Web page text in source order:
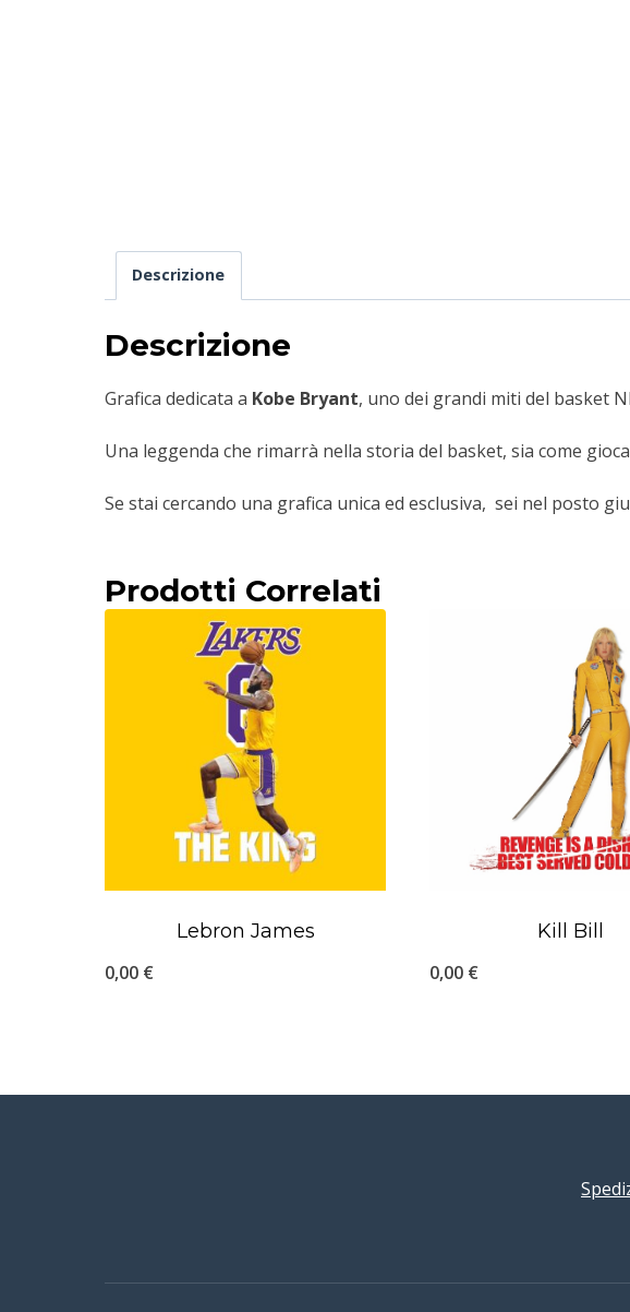
Descrizione
Descrizione
Grafica dedicata a Kobe Bryant, uno dei grandi miti del basket
Una leggenda che rimarrà nella storia del basket, sia come
Se stai cercando una grafica unica ed esclusiva, sei nel posto
Prodotti Correlati
Lebron James
0,00 €
Kill Bill
0,00 €